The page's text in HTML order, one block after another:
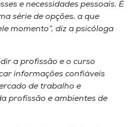
e necessidades pessoais. É
série de opções, a que
momento”, diz a psicóloga
a profissão e o curso
informações confiáveis
de trabalho e
profissão e ambientes de